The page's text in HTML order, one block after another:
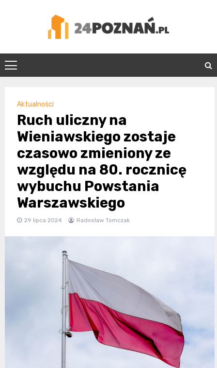
24Poznań.pl
Aktualności
Ruch uliczny na
Wieniawskiego zostaje
czasowo zmieniony ze
względu na 80. rocznicę
wybuchu Powstania
Warszawskiego
29 lipca 2024 Radosław Tomczak